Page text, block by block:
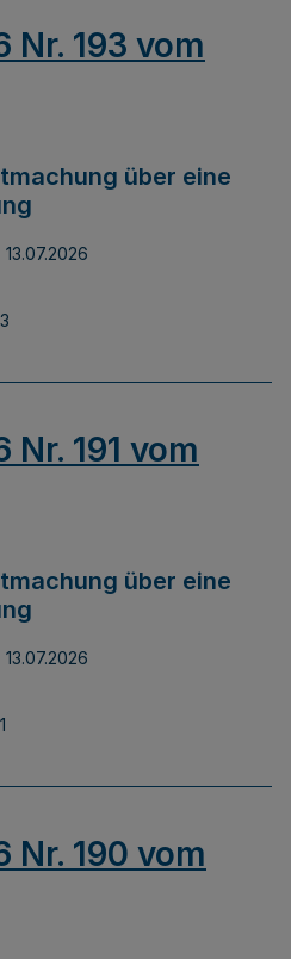
Nr. 193 vom
über eine
13.07.2026
Nr. 191 vom
über eine
13.07.2026
Nr. 190 vom